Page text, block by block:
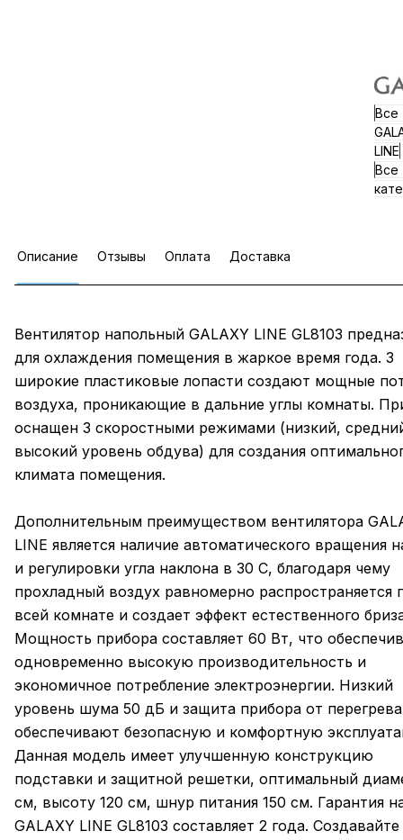
Все
LINE
Все
Описание Отзывы Оплата Доставка
Вентилятор напольный GALAXY LINE GL8103
для охлаждения помещения в жаркое время года. 3
широкие пластиковые лопасти создают мощные
воздуха, проникающие в дальние углы комнаты.
оснащен 3 скоростными режимами (низкий,
высокий уровень обдува) для создания
климата помещения.
Дополнительным преимуществом вентилятора
LINE является наличие автоматического вращения
и регулировки угла наклона в 30 С, благодаря чему
прохладный воздух равномерно распространяется
всей комнате и создает эффект естественного
Мощность прибора составляет 60 Вт, что
одновременно высокую производительность и
экономичное потребление электроэнергии. Низкий
уровень шума 50 дБ и защита прибора от перегрева
обеспечивают безопасную и комфортную
Данная модель имеет улучшенную конструкцию
подставки и защитной решетки, оптимальный
см, высоту 120 см, шнур питания 150 см. Гарантия
GALAXY LINE GL8103 составляет 2 года. Создавайте